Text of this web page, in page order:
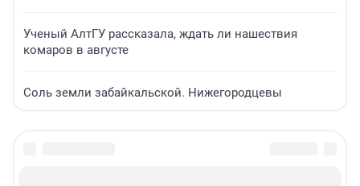
Ученый АлтГУ рассказала, ждать ли нашествия
комаров в августе
Соль земли забайкальской. Нижегородцевы